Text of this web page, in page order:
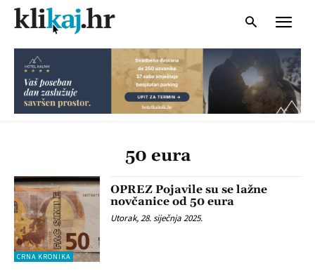
50 eura
CRNA KRONIKA
OPREZ Pojavile su se lažne
novčanice od 50 eura
Utorak, 28. siječnja 2025.